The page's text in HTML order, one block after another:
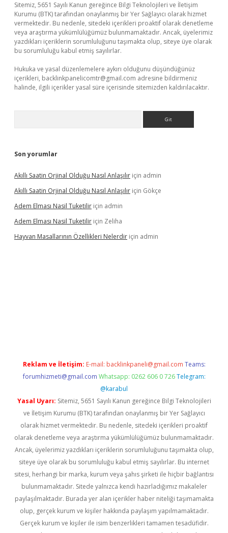
Sitemiz, 5651 Sayılı Kanun gereğince Bilgi Teknolojileri ve İletişim
Kurumu (BTK) tarafından onaylanmış bir Yer Sağlayıcı olarak hizmet
vermektedir. Bu nedenle, sitedeki içerikleri proaktif olarak denetleme
veya araştırma yükümlülüğümüz bulunmamaktadır. Ancak, üyelerimiz
yazdıkları içeriklerin sorumluluğunu taşımakta olup, siteye üye olarak
bu sorumluluğu kabul etmiş sayılırlar.
Hukuka ve yasal düzenlemelere aykırı olduğunu düşündüğünüz
içerikleri, backlinkpanelicomtr@gmail.com adresine bildirmeniz
halinde, ilgili içerikler yasal süre içerisinde sitemizden kaldırılacaktır.
Son yorumlar
Akıllı Saatin Orjinal Olduğu Nasıl Anlaşılır için admin
Akıllı Saatin Orjinal Olduğu Nasıl Anlaşılır için Gökçe
Adem Elması Nasil Tuketilir için admin
Adem Elması Nasil Tuketilir için Zeliha
Hayvan Masallarının Özellikleri Nelerdir için admin
Reklam ve İletişim: E-mail: backlinkpaneli@gmail.com Teams:
forumhizmeti@gmail.com Whatsapp: 0262 606 0 726 Telegram:
@karabul
Yasal Uyarı: Sitemiz, 5651 Sayılı Kanun gereğince Bilgi Teknolojileri
ve İletişim Kurumu (BTK) tarafından onaylanmış bir Yer Sağlayıcı
olarak hizmet vermektedir. Bu nedenle, sitedeki içerikleri proaktif
olarak denetleme veya araştırma yükümlülüğümüz bulunmamaktadır.
Ancak, üyelerimiz yazdıkları içeriklerin sorumluluğunu taşımakta olup,
siteye üye olarak bu sorumluluğu kabul etmiş sayılırlar. Bu internet
sitesi, herhangi bir marka, kurum veya şahıs şirketi ile hiçbir bağlantısı
bulunmamaktadır. Sitede yalnızca kendi hazırladığımız makaleler
paylaşılmaktadır. Burada yer alan içerikler haber niteliği taşımamakta
olup, gerçek kurum ve kişiler hakkında paylaşım yapılmamaktadır.
Gerçek kurum ve kişiler ile isim benzerlikleri tamamen tesadüfidir.